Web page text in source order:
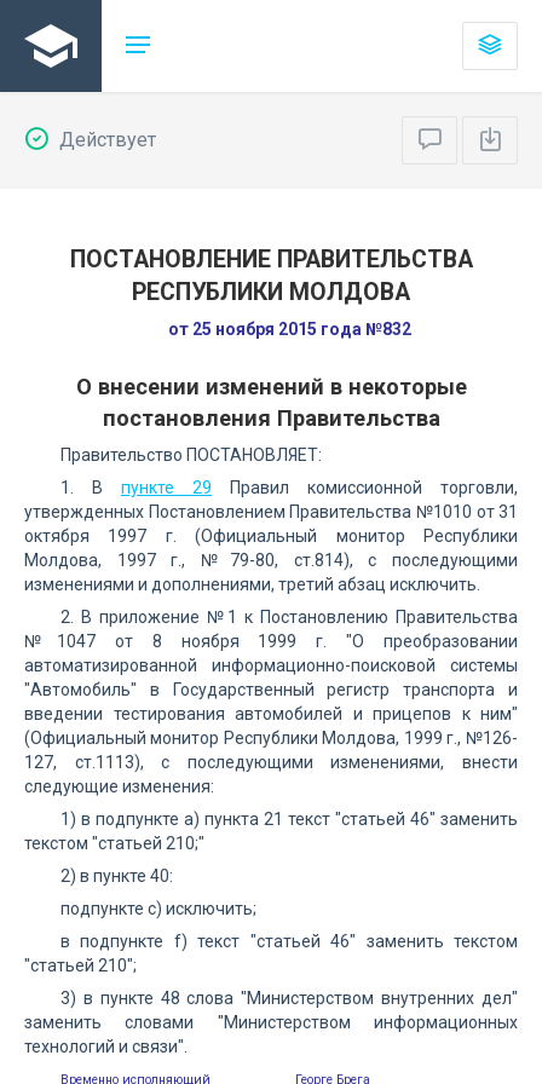
Действует
ПОСТАНОВЛЕНИЕ ПРАВИТЕЛЬСТВА
РЕСПУБЛИКИ МОЛДОВА
от 25 ноября 2015 года №832
О внесении изменений в некоторые
постановления Правительства
Правительство ПОСТАНОВЛЯЕТ:
1. В пункте 29 Правил комиссионной торговли,
утвержденных Постановлением Правительства №1010 от 31
октября 1997 г. (Официальный монитор Республики
Молдова, 1997 г., №79-80, ст.814), с последующими
изменениями и дополнениями, третий абзац исключить.
2. В приложение №1 к Постановлению Правительства
№1047 от 8 ноября 1999 г. "О преобразовании
автоматизированной информационно-поисковой системы
"Автомобиль" в Государственный регистр транспорта и
введении тестирования автомобилей и прицепов к ним"
(Официальный монитор Республики Молдова, 1999 г., №126-
127, ст.1113), с последующими изменениями, внести
следующие изменения:
1) в подпункте а) пункта 21 текст "статьей 46" заменить
текстом "статьей 210;"
2) в пункте 40:
подпункте с) исключить;
в подпункте f) текст "статьей 46" заменить текстом
"статьей 210";
3) в пункте 48 слова "Министерством внутренних дел"
заменить словами "Министерством информационных
технологий и связи".
Временно исполняющий Георге Брега